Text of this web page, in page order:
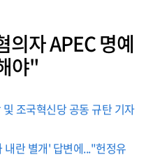
자 APEC 명예
야"
조국혁신당 공동 규탄 기자
란 별개' 답변에..."헌정유